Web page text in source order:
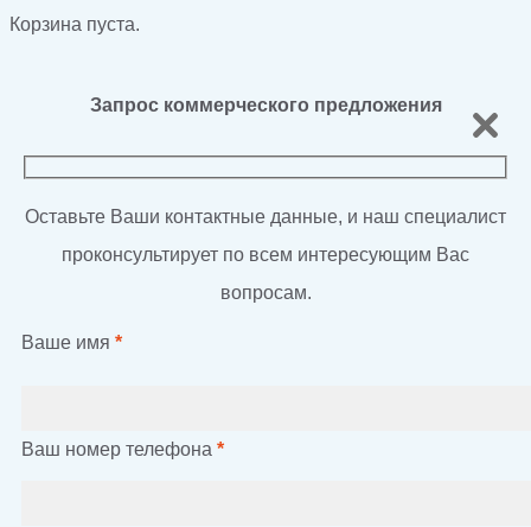
Корзина пуста.
Запрос коммерческого предложения
Оставьте Ваши контактные данные, и наш специалист
проконсультирует по всем интересующим Вас
вопросам.
Ваше имя *
Ваш номер телефона *